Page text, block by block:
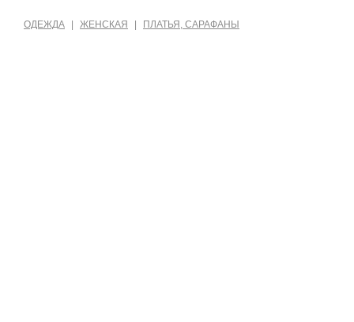
ОДЕЖДА ЖЕНСКАЯ ПЛАТЬЯ, САРАФАНЫ